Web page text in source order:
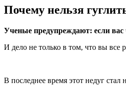
Почему нельзя
Ученые предупреждают: если вас
И дело не только в том, что вы все
В последнее время этот недуг стал